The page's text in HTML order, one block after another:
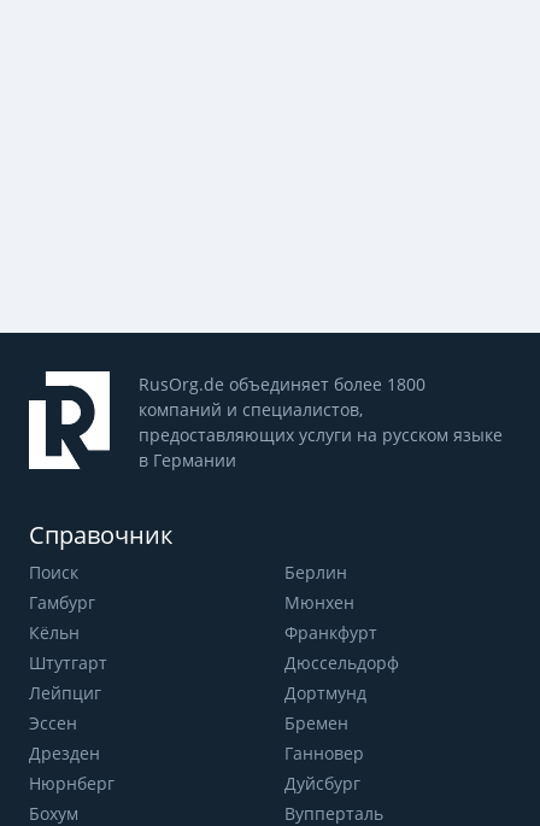
RusOrg.de объединяет более 1800
компаний и специалистов,
предоставляющих услуги на русском языке
в Германии
Справочник
Поиск
Берлин
Гамбург
Мюнхен
Кёльн
Франкфурт
Штутгарт
Дюссельдорф
Лейпциг
Дортмунд
Эссен
Бремен
Дрезден
Ганновер
Нюрнберг
Дуйсбург
Бохум
Вупперталь